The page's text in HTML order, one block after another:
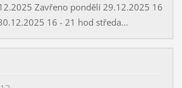
Zavřeno pondělí 29.12.2025 16
16 - 21 hod středa...